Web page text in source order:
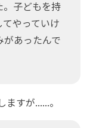
。子どもを持
やっていけ
あったんで
すが......。